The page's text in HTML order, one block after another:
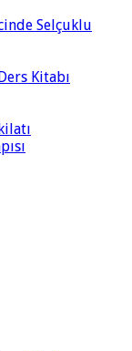
Selçuklu
Kitabı